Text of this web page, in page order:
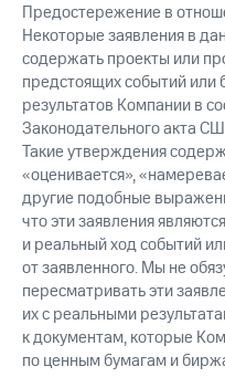
Предостережение в
Некоторые заявления в
содержать проекты или
предстоящих событий
результатов Компании в
Законодательного акта
Такие утверждения
«оценивается»,
другие подобные
что эти заявления
и реальный ход событий
от заявленного. Мы не
пересматривать эти
их с реальными
к документам, которые
по ценным бумагам и